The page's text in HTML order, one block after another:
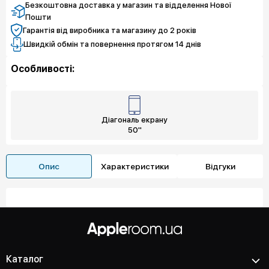
Безкоштовна доставка у магазин та відделення Нової
Пошти
Гарантія від виробника та магазину до 2 років
Швидкій обмін та повернення протягом 14 днів
Особливості:
Діагональ екрану
50"
Опис Характеристики Відгуки
Каталог